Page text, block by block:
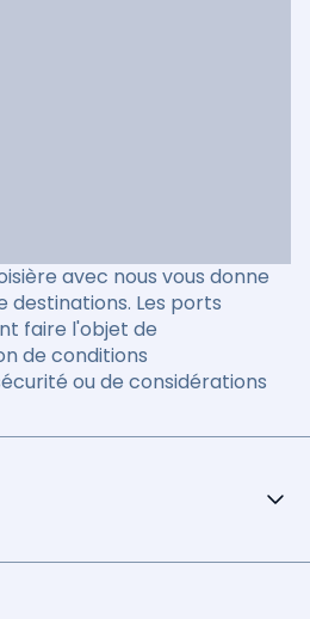
avec nous vous donne
destinations. Les ports
faire l'objet de
de conditions
ou de considérations